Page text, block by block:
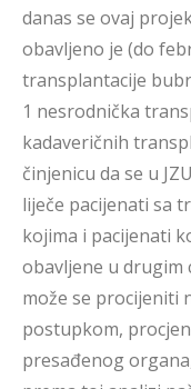
danas se ovaj
obavljeno je (do
transplantacije
1 nesrodnička
kadaveričnih
činjenicu da se u
liječe pacijenati sa
kojima i pacijenati
obavljene u drugim
može se procijeniti
postupkom,
presađenog